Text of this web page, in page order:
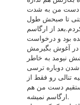
دست من به شدت
تا صبحش طول
از ارگاسم
بود و درخواست
نیومد به خاطر
دوباره ترسی
تنالی رو فقط از
دست من هم
ارگاسم نمیشه.